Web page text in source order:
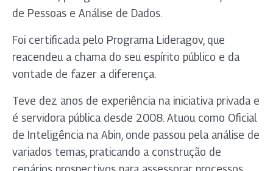
de Pessoas e Análise de Dados.
Foi certificada pelo Programa Lideragov, que
reacendeu a chama do seu espírito público e da
vontade de fazer a diferença.
Teve dez anos de experiência na iniciativa privada e
é servidora pública desde 2008. Atuou como Oficial
de Inteligência na Abin, onde passou pela análise de
variados temas, praticando a construção de